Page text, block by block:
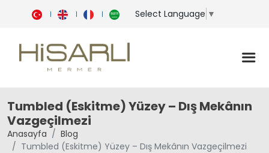
Select Language ▼
Tumbled (Eskitme) Yüzey – Dış Mekânın
Vazgeçilmezi
Anasayfa
Blog
Tumbled (Eskitme) Yüzey – Dış Mekânın Vazgeçilmezi